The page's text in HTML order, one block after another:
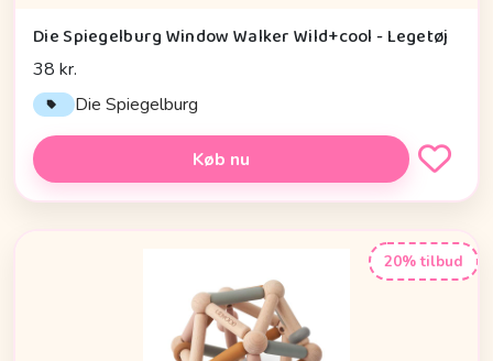
Die Spiegelburg Window Walker Wild+cool - Legetøj
38 kr.
Die Spiegelburg
Køb nu
20% tilbud